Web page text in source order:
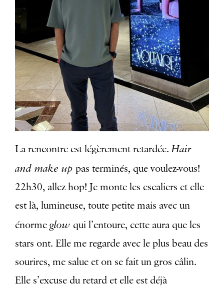
La rencontre est légèrement retardée.Hair
and make up pas terminés, que voulez-vous!
22h30, allez hop! Je monte les escaliers et elle
est là, lumineuse, toute petite mais avec un
énorme glow qui l’entoure, cette aura que les
stars ont. Elle me regarde avec le plus beau des
sourires, me salue et on se fait un gros câlin.
Elle s’excuse du retard et elle est déjà